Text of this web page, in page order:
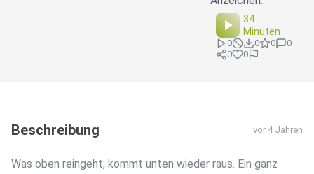
34
Minuten
0 0 0
0
0
0
Beschreibung vor 4 Jahren
Was oben reingeht, kommt unten wieder raus. Ein ganz